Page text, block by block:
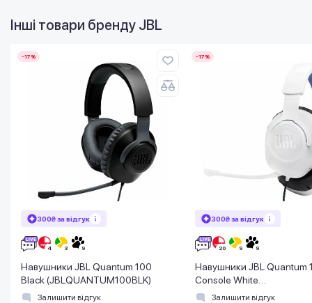
Інші товари бренду JBL
-17%
300₴ за відгук
Навушники JBL Quantum 100
Black (JBLQUANTUM100BLK)
Залишити відгук
-17%
300₴ за відгук
Навушники JBL Quantum
Console White
(JBLQ100PWHTBLU)
Залишити відгук